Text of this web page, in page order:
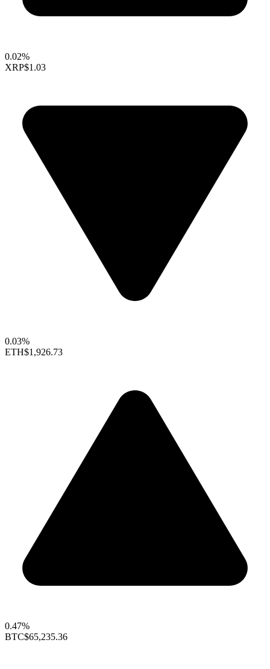
0.02%
XRP$1.03
0.03%
ETH$1,926.73
0.47%
BTC$65,235.36